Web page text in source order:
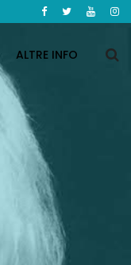
ALTRE INFO